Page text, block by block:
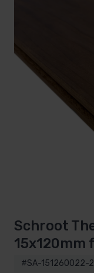
Schroot
15x120mm
#SA-151260022-